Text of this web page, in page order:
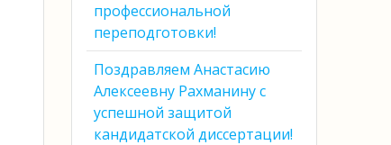
профессиональной
переподготовки!
Поздравляем Анастасию
Алексеевну Рахманину с
успешной защитой
кандидатской диссертации!